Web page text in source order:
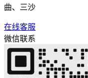
曲、三沙
在线客服
微信联系